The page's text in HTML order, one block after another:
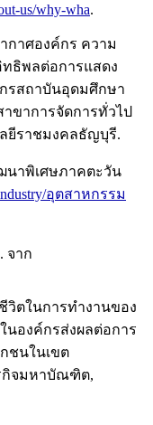
us/why-wha.
กาศองค์กร ความ
ธิพลต่อการแสดง
รสถาบันอุดมศึกษา
ขาการจัดการทั่วไป
ยีราชมงคลธัญบุรี.
นาพิเศษภาคตะวัน
อุตสาหกรรม
จาก
วิตในการทำงานของ
องค์กรส่งผลต่อการ
ชนในเขต
กิจมหาบัณฑิต,